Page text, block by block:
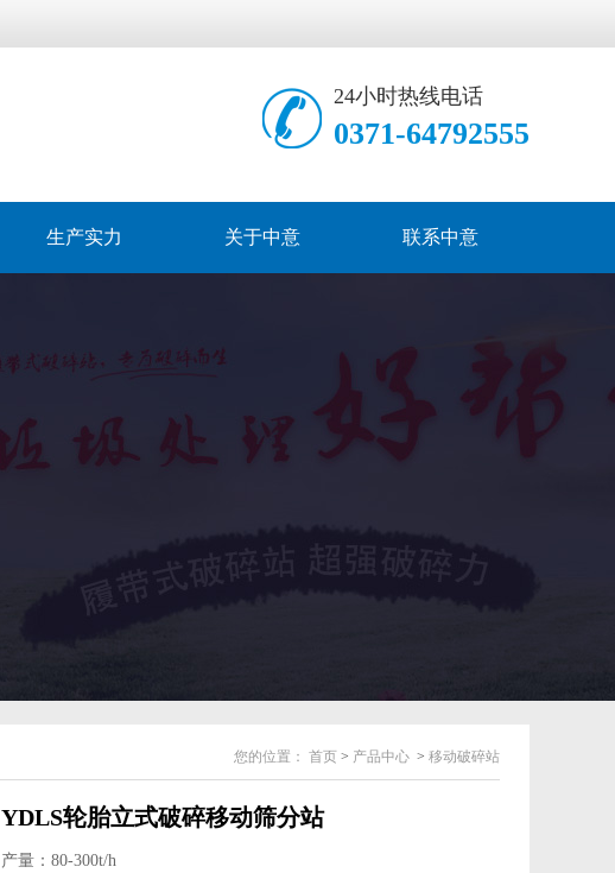
24小时热线电话
0371-64792555
生产实力 关于中意 联系中意
您的位置： 首页 > 产品中心 > 移动破碎站
YDLS轮胎立式破碎移动筛分站
产量：80-300t/h